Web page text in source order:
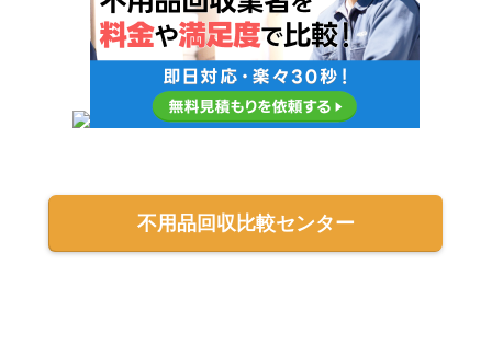
不用品回収比較センター